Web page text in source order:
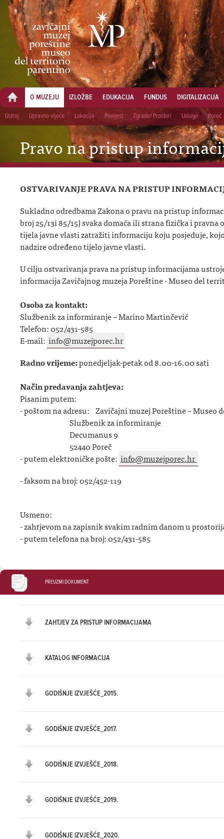
O MUZEJU IZLOŽBE EDUKACIJA FUNDUS DIGITALIZACIJA
Ustroj Upravno vijeće Lokacija Povijest Zgrade/ Prostori Usluge Poreč
Pravo na pristup
OSTVARIVANJE PRAVA NA PRISTUP
Sukladno odredbama Zakona o pravu na pristup
broj 25/13i 85/15) svaka domaća ili strana fizička i pravna
tijela javne vlasti zatražiti informaciju koju posjeduje,
nadzire određeno tijelo javne vlasti.
U cilju ostvarivanja prava na pristup informacijama
informacija Zavičajnog muzeja Poreštine - Museo del
Osoba za kontakt:
Službenik za informiranje – Marino Martinčević
Telefon: 052/431-585
E-mail: info@muzejporec.hr
Radno vrijeme:ponedjeljak-petak od 8.00-16.00 sati
Način predavanja zahtjeva:
Pisanim putem:
- poštom na adresu: Zavičajni muzej Poreštine –
Službenik za informiranje
Decumanus 9
52440 Poreč
- putem elektroničke pošte: info@muzejporec.hr
- faksom na broj: 052/452-119
Usmeno:
- zahtjevom na zapisnik svakim radnim danom u
- putem telefona na broj: 052/431-585
PREUZMI DOKUMENT
ZAHTJEV ZA PRISTUP INFORMACIJAMA
KATALOG INFORMACIJA
GODIŠNJE IZVJEŠĆE_2015.
GODIŠNJE IZVJEŠĆE_2017.
GODIŠNJE IZVJEŠĆE_2018.
GODIŠNJE IZVJEŠĆE_2019.
GODIŠNJE IZVJEŠĆE_2020.